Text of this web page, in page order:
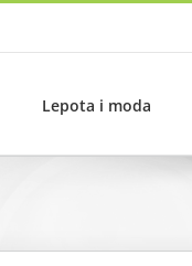
Lepota i moda